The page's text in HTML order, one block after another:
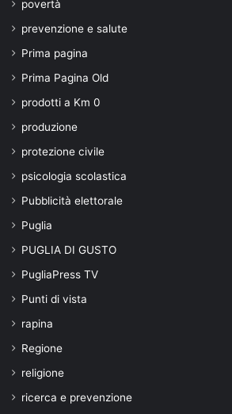
povertà
prevenzione e salute
Prima pagina
Prima Pagina Old
prodotti a Km 0
produzione
protezione civile
psicologia scolastica
Pubblicità elettorale
Puglia
PUGLIA DI GUSTO
PugliaPress TV
Punti di vista
rapina
Regione
religione
ricerca e prevenzione